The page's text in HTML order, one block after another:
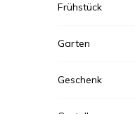
Frühstück
Garten
Geschenk